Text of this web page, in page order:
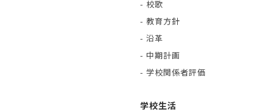
- 校歌
- 教育方針
- 沿革
- 中期計画
- 学校関係者評価
学校生活